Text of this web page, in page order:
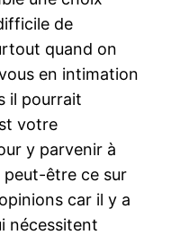
de
quand on
en intimation
il pourrait
votre
y parvenir à
peut-être ce sur
car il y a
nécessitent